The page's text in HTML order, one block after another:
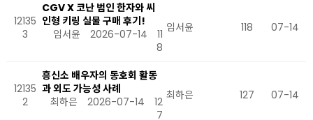
12135
3
CGV X 코난 범인 한자와 씨
인형 키링 실물 구매 후기!
임서윤
2026-07-14
11
8
임서윤 118 07-14
12135
2
흥신소 배우자의 동호회 활동
과 외도 가능성 사례
최하은
2026-07-14
12
7
최하은 127 07-14